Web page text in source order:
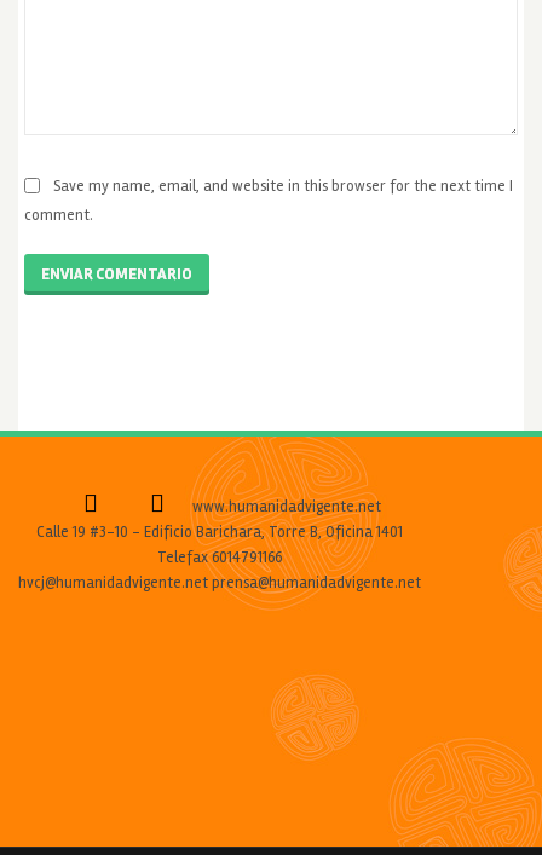
Save my name, email, and website in this browser for the next time I
comment.
ENVIAR COMENTARIO
www.humanidadvigente.net
Calle 19 #3-10 - Edificio Barichara, Torre B, Oficina 1401
Telefax 6014791166
hvcj@humanidadvigente.net prensa@humanidadvigente.net